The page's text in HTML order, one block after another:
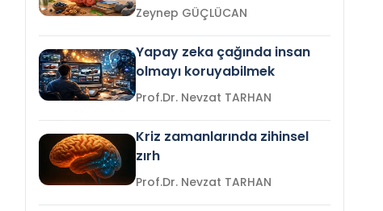
Zeynep GÜÇLÜCAN
Yapay zeka çağında insan
olmayı koruyabilmek
Prof.Dr. Nevzat TARHAN
Kriz zamanlarında zihinsel
zırh
Prof.Dr. Nevzat TARHAN